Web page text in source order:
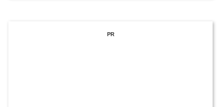
PR